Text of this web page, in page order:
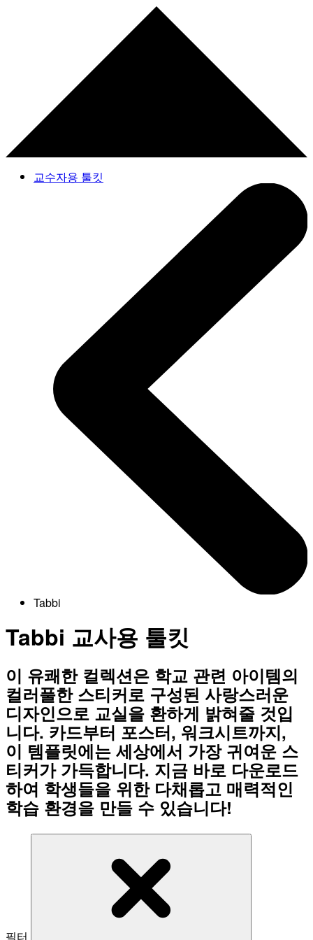
교수자용 툴킷
Tabbi
Tabbi 교사용 툴킷
이 유쾌한 컬렉션은 학교 관련 아이템의
컬러풀한 스티커로 구성된 사랑스러운
디자인으로 교실을 환하게 밝혀줄 것입
니다. 카드부터 포스터, 워크시트까지,
이 템플릿에는 세상에서 가장 귀여운 스
티커가 가득합니다. 지금 바로 다운로드
하여 학생들을 위한 다채롭고 매력적인
학습 환경을 만들 수 있습니다!
필터